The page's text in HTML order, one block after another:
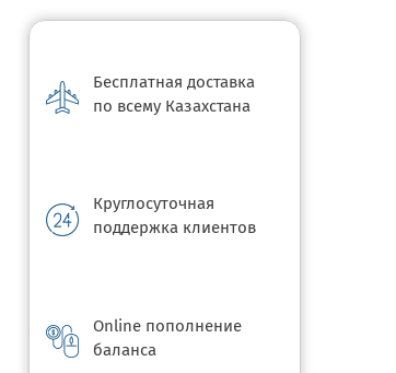
Бесплатная доставка
по всему Казахстана
Круглосуточная
поддержка клиентов
Online пополнение
баланса